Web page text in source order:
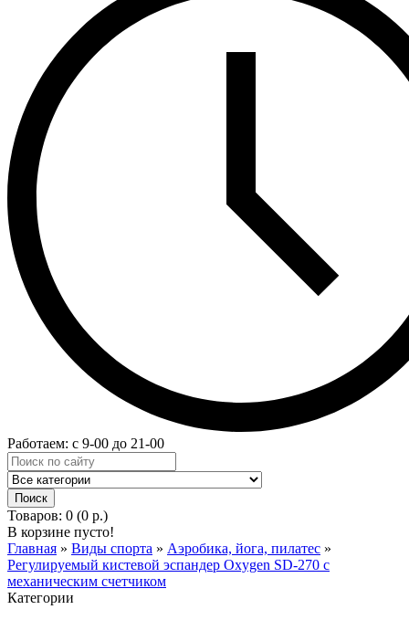
Работаем: с 9-00 до 21-00
Товаров: 0 (0 р.)
В корзине пусто!
Главная » Виды спорта » Аэробика, йога, пилатес »
Регулируемый кистевой эспандер Oxygen SD-270 с
механическим счетчиком
Категории